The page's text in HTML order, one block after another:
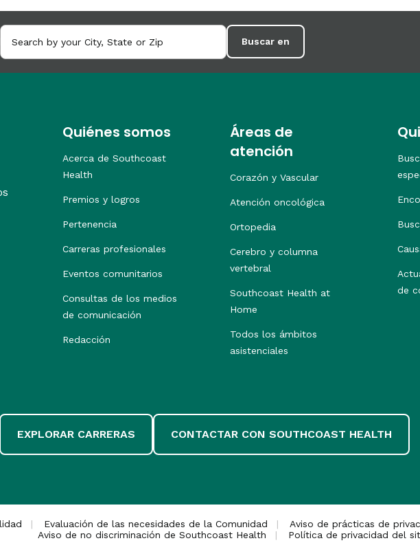
Buscar en
Quiénes somos
Acerca de Southcoast
Health
Premios y logros
Pertenencia
Carreras profesionales
Eventos comunitarios
Consultas de los medios
de comunicación
Redacción
Áreas de
atención
Corazón y Vascular
Atención oncológica
Ortopedia
Cerebro y columna
vertebral
Southcoast Health at
Home
Todos los ámbitos
asistenciales
de
EXPLORAR CARRERAS CONTACTAR CON SOUTHCOAST HEALTH
Evaluación de las necesidades de la Comunidad Aviso de prácticas de
Aviso de no discriminación de Southcoast Health
Política de privacidad del